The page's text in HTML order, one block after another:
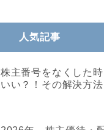
人気記事
株主番号をなくした
いい？！その解決方法